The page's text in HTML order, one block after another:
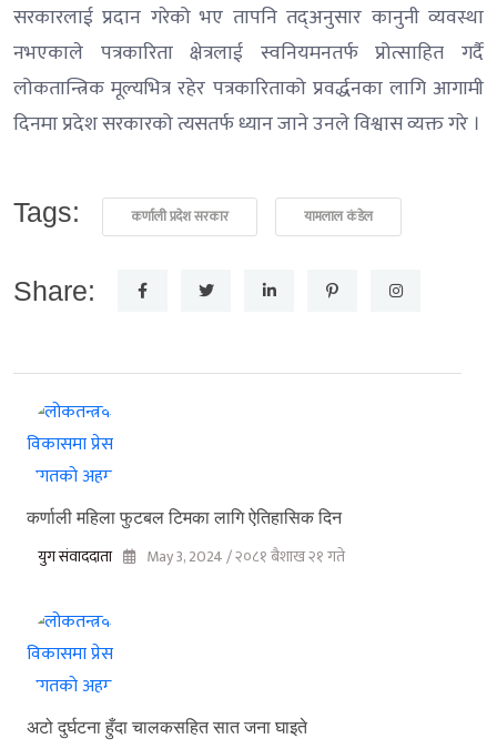
सरकारलाई प्रदान गरेको भए तापनि तद्अनुसार कानुनी व्यवस्था
नभएकाले पत्रकारिता क्षेत्रलाई स्वनियमनतर्फ प्रोत्साहित गर्दै
लोकतान्त्रिक मूल्यभित्र रहेर पत्रकारिताको प्रवर्द्धनका लागि आगामी
दिनमा प्रदेश सरकारको त्यसतर्फ ध्यान जाने उनले विश्वास व्यक्त गरे ।
Tags: कर्णाली प्रदेश सरकार यामलाल कंडेल
Share:
कर्णाली महिला फुटबल टिमका लागि ऐतिहासिक दिन
युग संवाददाता May 3, 2024 / २०८१ बैशाख २१ गते
अटो दुर्घटना हुँदा चालकसहित सात जना घाइते